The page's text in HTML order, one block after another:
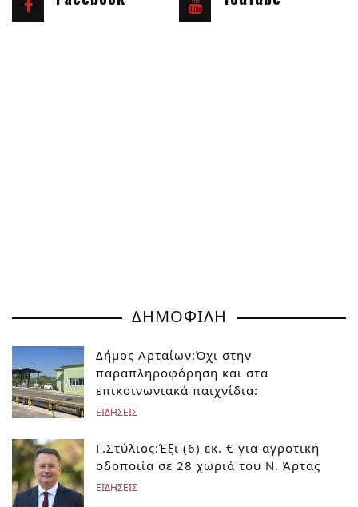
ΔΗΜΟΦΙΛΗ
Δήμος Αρταίων:Όχι στην
παραπληροφόρηση και στα
επικοινωνιακά παιχνίδια:
ΕΙΔΗΣΕΙΣ
Γ.Στύλιος:Έξι (6) εκ. € για αγροτική
οδοποιία σε 28 χωριά του Ν. Άρτας
ΕΙΔΗΣΕΙΣ